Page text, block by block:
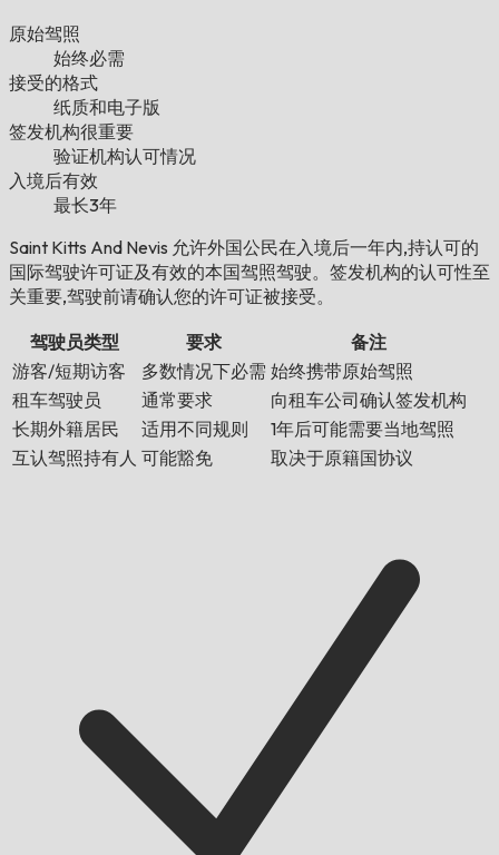
原始驾照
始终必需
接受的格式
纸质和电子版
签发机构很重要
验证机构认可情况
入境后有效
最长3年
Saint Kitts And Nevis 允许外国公民在入境后一年内,持认可的
国际驾驶许可证及有效的本国驾照驾驶。签发机构的认可性至
关重要,驾驶前请确认您的许可证被接受。
驾驶员类型 要求
备注
游客/短期访客
多数情况下必需 始终携带原始驾照
租车驾驶员
通常要求
向租车公司确认签发机构
长期外籍居民
适用不同规则
1年后可能需要当地驾照
互认驾照持有人 可能豁免 取决于原籍国协议